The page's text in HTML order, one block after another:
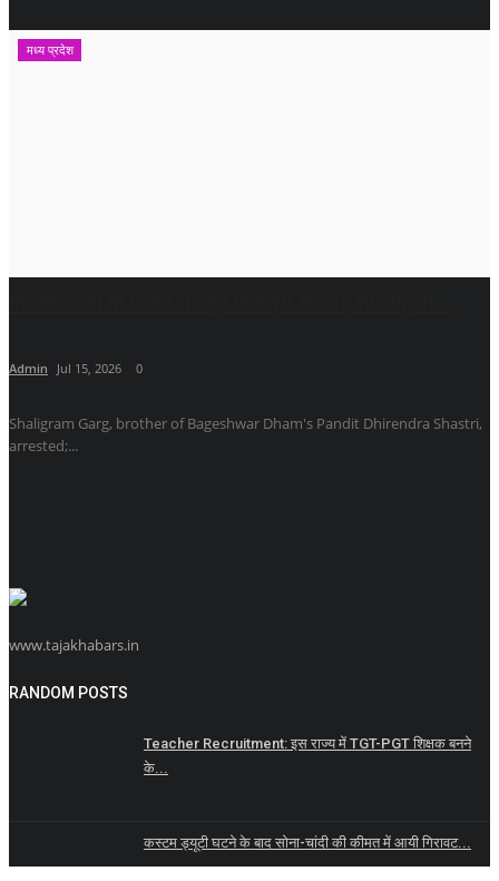
मध्य प्रदेश
Admin Jul 15, 2026 0
Shaligram Garg, brother of Bageshwar Dham's Pandit Dhirendra Shastri,
arrested;...
www.tajakhabars.in
RANDOM POSTS
Teacher Recruitment: इस राज्य में TGT-PGT शिक्षक बनने
के...
कस्टम ड्यूटी घटने के बाद सोना-चांदी की कीमत में आयी गिरावट...